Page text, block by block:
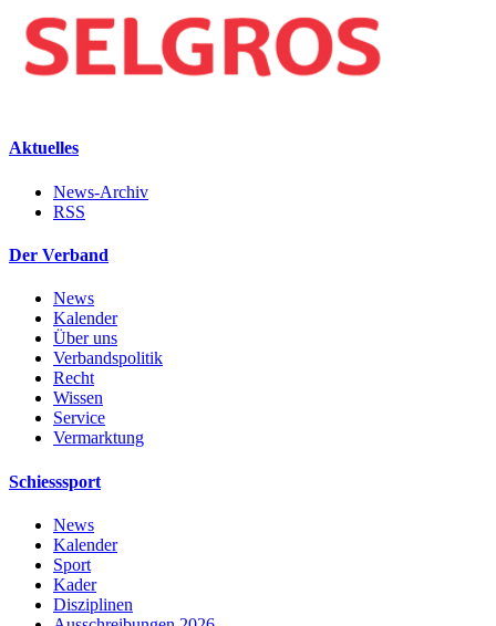
Aktuelles
News-Archiv
RSS
Der Verband
News
Kalender
Über uns
Verbandspolitik
Recht
Wissen
Service
Vermarktung
Schiesssport
News
Kalender
Sport
Kader
Disziplinen